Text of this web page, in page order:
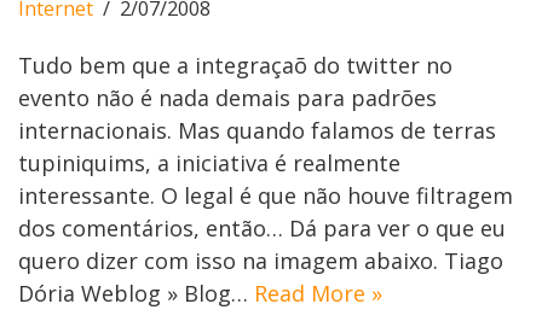
Internet 2/07/2008
Tudo bem que a integraçaõ do twitter no
evento não é nada demais para padrões
internacionais. Mas quando falamos de terras
tupiniquims, a iniciativa é realmente
interessante. O legal é que não houve filtragem
dos comentários, então… Dá para ver o que eu
quero dizer com isso na imagem abaixo. Tiago
Dória Weblog » Blog… Read More »